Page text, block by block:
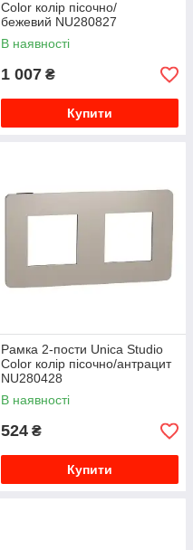
Color колір пісочно/
бежевий NU280827
В наявності
1 007 ₴
Купити
Рамка 2-пости Unica Studio
Color колір пісочно/антрацит
NU280428
В наявності
524 ₴
Купити